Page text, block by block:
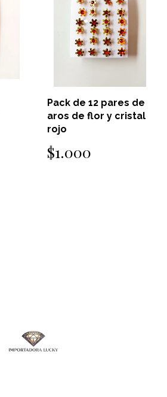
Pack de 12 pares de
aros de flor y cristal
rojo
$1.000